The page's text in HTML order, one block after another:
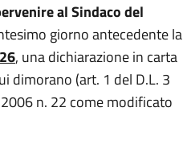
al Sindaco del
giorno antecedente la
, una dichiarazione in carta
dimorano (art. 1 del D.L. 3
n. 22 come modificato